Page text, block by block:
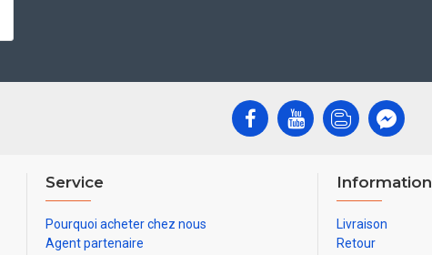
Service
Pourquoi acheter chez nous
Agent partenaire
Information
Livraison
Retour